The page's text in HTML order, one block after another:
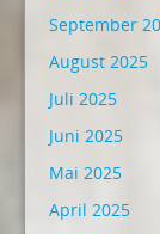
September
August 2025
Juli 2025
Juni 2025
Mai 2025
April 2025